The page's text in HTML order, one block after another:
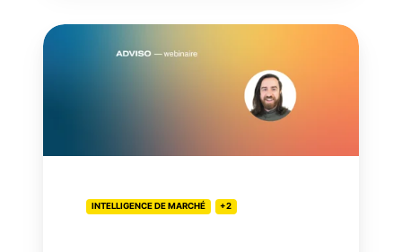
Webinaire
tomber INTELLIGENCE DE MARCHÉ +2